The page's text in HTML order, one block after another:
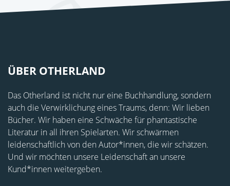
ÜBER OTHERLAND
Das Otherland ist nicht nur eine Buchhandlung, sondern
auch die Verwirklichung eines Traums, denn: Wir lieben
Bücher. Wir haben eine Schwäche für phantastische
Literatur in all ihren Spielarten. Wir schwärmen
leidenschaftlich von den Autor*innen, die wir schätzen.
Und wir möchten unsere Leidenschaft an unsere
Kund*innen weitergeben.